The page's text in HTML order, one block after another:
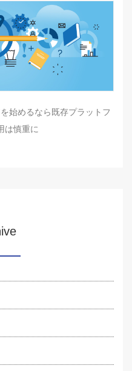
始めるなら既存プラットフ
は慎重に